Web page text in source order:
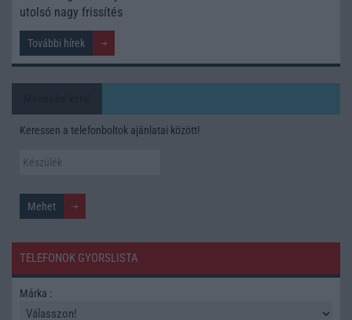
utolsó nagy frissítés
További hírek
Keressen a telefonboltok ajánlatai között!
TELEFONOK GYORSLISTA
Márka :